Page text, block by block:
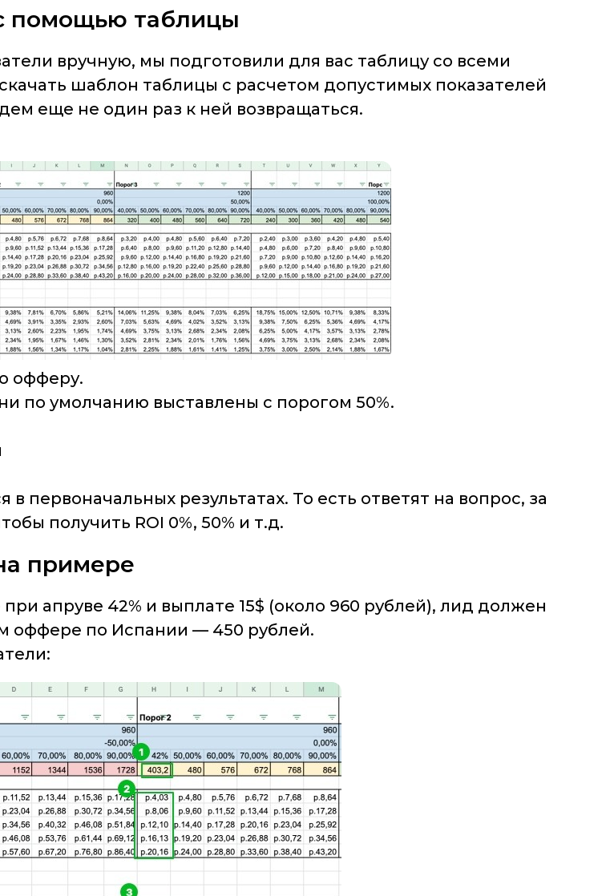
помощью таблицы
вручную, мы подготовили для вас таблицу со всеми
шаблон таблицы с расчетом допустимых показателей
еще не один раз к ней возвращаться.
офферу.
по умолчанию выставлены с порогом 50%.
первоначальных результатах. То есть ответят на вопрос, за
получить ROI 0%, 50% и т.д.
примере
апруве 42% и выплате 15$ (около 960 рублей), лид должен
оффере по Испании — 450 рублей.